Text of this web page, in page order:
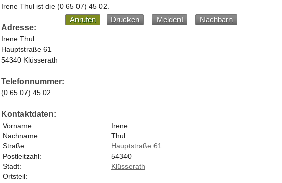
Irene Thul ist die (0 65 07) 45 02
Anrufen Drucken Melden!
Nachbarn
Adresse:
Irene Thul
Hauptstraße 61
54340 Klüsserath
Telefonnummer:
(0 65 07) 45 02
Kontaktdaten:
Vorname:
Irene
Nachname:
Thul
Straße:
Hauptstraße 61
Postleitzahl:
54340
Stadt:
Klüsserath
Ortsteil: